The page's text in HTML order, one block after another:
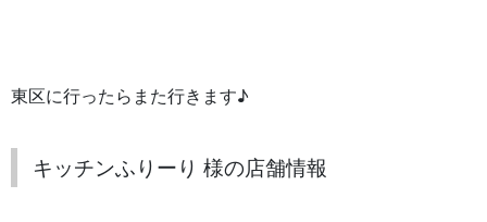
東区に行ったらまた行きます♪
キッチンふりーり 様の店舗情報